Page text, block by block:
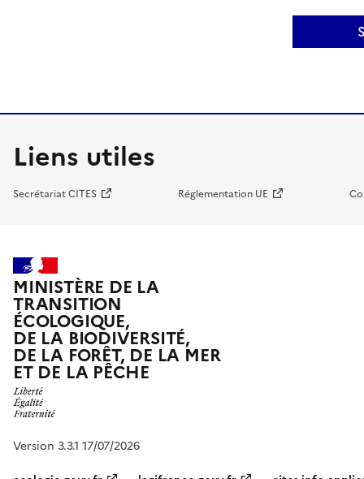
Liens utiles
Secrétariat CITES Réglementation UE
MINISTÈRE DE LA
TRANSITION
ÉCOLOGIQUE,
DE LA BIODIVERSITÉ,
DE LA FORÊT, DE LA MER
ET DE LA PÊCHE
Version 3.3.1 17/07/2026